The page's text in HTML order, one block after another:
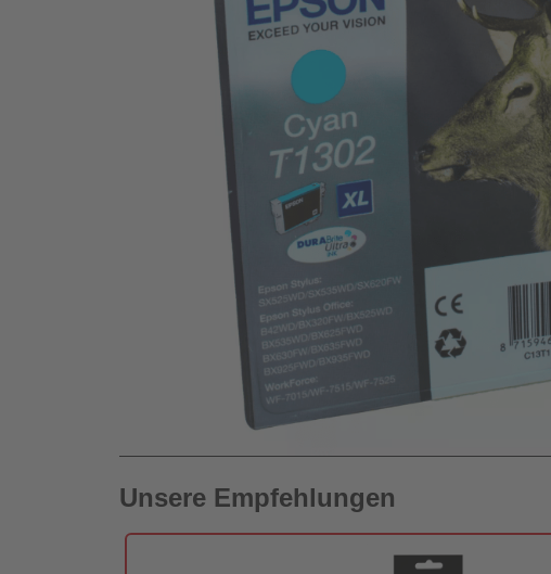
Unsere Empfehlungen